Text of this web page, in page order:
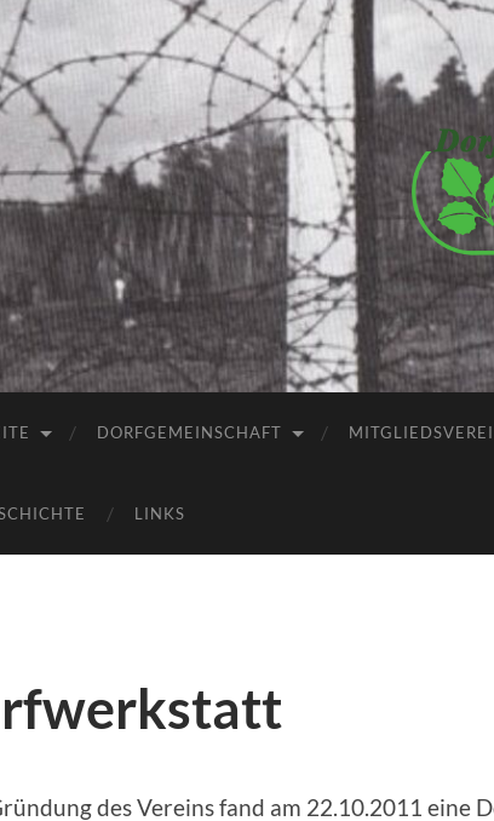
DORFGEMEINSCHAFT
LINKS
des Vereins fand am 22.10.2011 eine